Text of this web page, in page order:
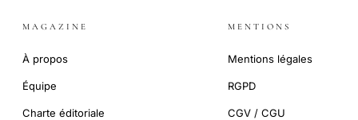
MAGAZINE
À propos
Équipe
Charte éditoriale
MENTIONS
Mentions légales
RGPD
CGV / CGU